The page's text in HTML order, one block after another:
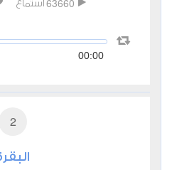
63660 استماع
00:00
2